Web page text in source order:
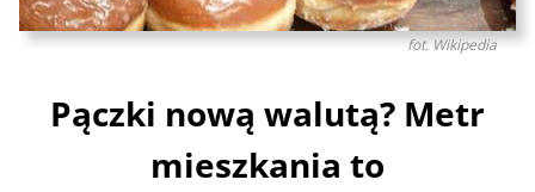
fot. Wikipedia
Pączki nową walutą? Metr
mieszkania to